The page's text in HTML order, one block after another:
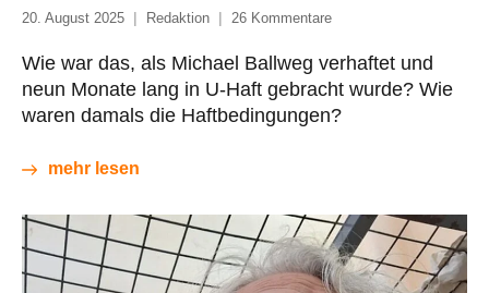
20. August 2025 Redaktion 26 Kommentare
Wie war das, als Michael Ballweg verhaftet und
neun Monate lang in U-Haft gebracht wurde? Wie
waren damals die Haftbedingungen?
mehr lesen